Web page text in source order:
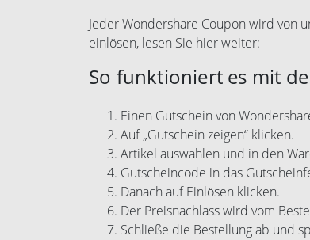
Jeder Wondershare Coupon wird von
einlösen, lesen Sie hier weiter:
So funktioniert es mit
Einen Gutschein von
Auf „Gutschein zeigen“ klicken.
Artikel auswählen und in den
Gutscheincode in das
Danach auf Einlösen klicken.
Der Preisnachlass wird vom
Schließe die Bestellung ab und